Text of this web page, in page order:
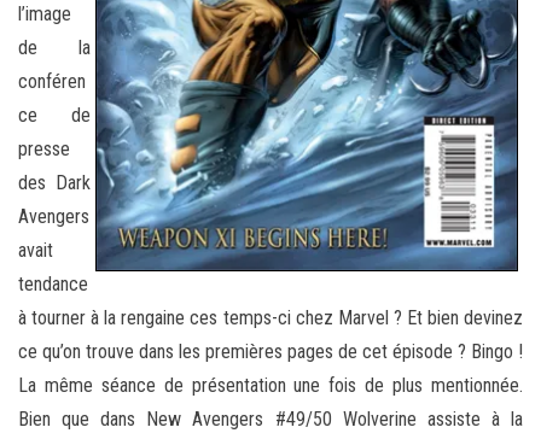
l’image
de la
conféren
ce de
presse
des Dark
Avengers
avait
tendance
à tourner à la rengaine ces temps-ci chez Marvel ? Et bien devinez
ce qu’on trouve dans les premières pages de cet épisode ? Bingo !
La même séance de présentation une fois de plus mentionnée.
Bien que dans New Avengers #49/50 Wolverine assiste à la